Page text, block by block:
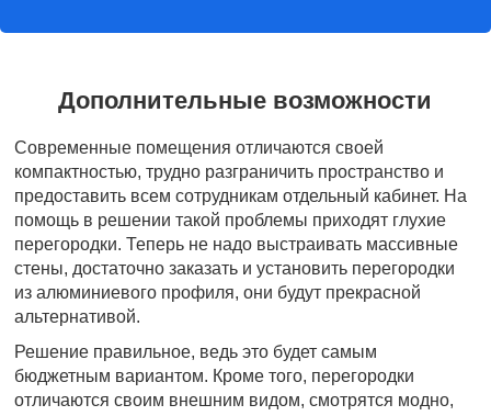
Дополнительные возможности
Современные помещения отличаются своей
компактностью, трудно разграничить пространство и
предоставить всем сотрудникам отдельный кабинет. На
помощь в решении такой проблемы приходят глухие
перегородки. Теперь не надо выстраивать массивные
стены, достаточно заказать и установить перегородки
из алюминиевого профиля, они будут прекрасной
альтернативой.
Решение правильное, ведь это будет самым
бюджетным вариантом. Кроме того, перегородки
отличаются своим внешним видом, смотрятся модно,